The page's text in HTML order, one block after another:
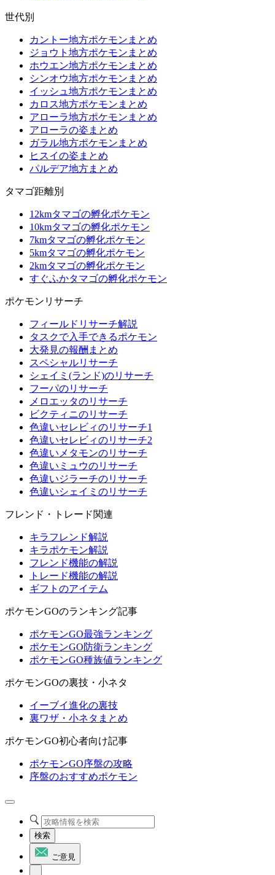
世代別
カントー地方ポケモンまとめ
ジョウト地方ポケモンまとめ
ホウエン地方ポケモンまとめ
シンオウ地方ポケモンまとめ
イッシュ地方ポケモンまとめ
カロス地方ポケモンまとめ
アローラ地方ポケモンまとめ
アローラの姿まとめ
ガラル地方ポケモンまとめ
ヒスイの姿まとめ
パルデア地方まとめ
タマゴ距離別
12kmタマゴの孵化ポケモン
10kmタマゴの孵化ポケモン
7kmタマゴの孵化ポケモン
5kmタマゴの孵化ポケモン
2kmタマゴの孵化ポケモン
すぐふかタマゴの孵化ポケモン
ポケモンリサーチ
フィールドリサーチ解説
タスクで入手できるポケモン
大発見の報酬まとめ
スペシャルリサーチ
シェイミ(ランド)のリサーチ
フーパのリサーチ
メロエッタのリサーチ
ビクティニのリサーチ
色違いセレビィのリサーチ1
色違いセレビィのリサーチ2
色違いメタモンのリサーチ
色違いミュウのリサーチ
色違いジラーチのリサーチ
色違いシェイミのリサーチ
フレンド・トレード関連
キラフレンド解説
キラポケモン解説
フレンド機能の解説
トレード機能の解説
ギフトのアイテム
ポケモンGOのランキング記事
ポケモンGO最強ランキング
ポケモンGO防衛ランキング
ポケモンGO種族値ランキング
ポケモンGOの裏技・小ネタ
イーブイ進化の裏技
裏ワザ・小ネタまとめ
ポケモンGO初心者向け記事
ポケモンGO序盤の攻略
序盤のおすすめポケモン
検索
ご意見